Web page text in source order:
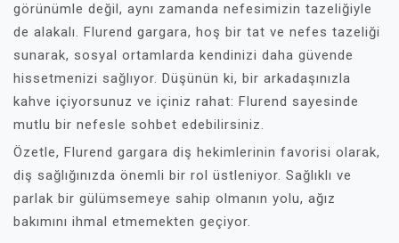
görünümle değil, aynı zamanda nefesimizin tazeliğiyle
de alakalı. Flurend gargara, hoş bir tat ve nefes tazeliği
sunarak, sosyal ortamlarda kendinizi daha güvende
hissetmenizi sağlıyor. Düşünün ki, bir arkadaşınızla
kahve içiyorsunuz ve içiniz rahat: Flurend sayesinde
mutlu bir nefesle sohbet edebilirsiniz.
Özetle, Flurend gargara diş hekimlerinin favorisi olarak,
diş sağlığınızda önemli bir rol üstleniyor. Sağlıklı ve
parlak bir gülümsemeye sahip olmanın yolu, ağız
bakımını ihmal etmemekten geçiyor.